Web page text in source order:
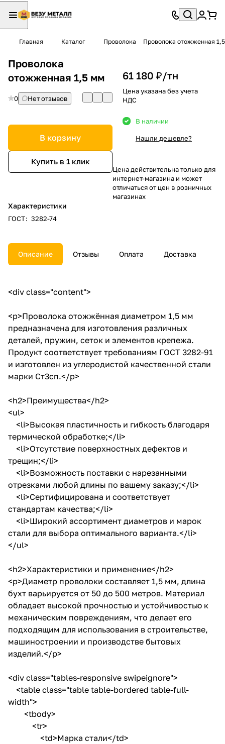
Главная Каталог Проволока Проволока отожженная
Проволока
отожженная 1,5 мм
0 Нет отзывов
В корзину
Купить в 1 клик
Характеристики
ГОСТ: 3282-74
61 180 ₽/тн
Цена указана без учета
НДС
В наличии
Нашли дешевле?
Цена действительна только для
интернет-магазина и может
отличаться от цен в розничных
магазинах
Описание Отзывы Оплата Доставка
<div class="content">
<p>Проволока отожжённая диаметром 1,5 мм
предназначена для изготовления различных
деталей, пружин, сеток и элементов крепежа.
Продукт соответствует требованиям ГОСТ 3282-91
и изготовлен из углеродистой качественной стали
марки Ст3сп.</p>
<h2>Преимущества</h2>
<ul>
<li>Высокая пластичность и гибкость благодаря
термической обработке;</li>
<li>Отсутствие поверхностных дефектов и
трещин;</li>
<li>Возможность поставки с нарезанными
отрезками любой длины по вашему заказу;</li>
<li>Сертифицирована и соответствует
стандартам качества;</li>
<li>Широкий ассортимент диаметров и марок
стали для выбора оптимального варианта.</li>
</ul>
<h2>Характеристики и применение</h2>
<p>Диаметр проволоки составляет 1,5 мм, длина
бухт варьируется от 50 до 500 метров. Материал
обладает высокой прочностью и устойчивостью к
механическим повреждениям, что делает его
подходящим для использования в строительстве,
машиностроении и производстве бытовых
изделий.</p>
<div class="tables-responsive swipeignore">
<table class="table table-bordered table-full-
width">
<tbody>
<tr>
<td>Марка стали</td>